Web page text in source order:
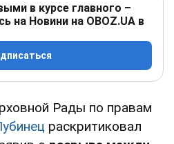
в курсе главного –
на Новини на OBOZ.UA в
Рады по правам
раскритиковал